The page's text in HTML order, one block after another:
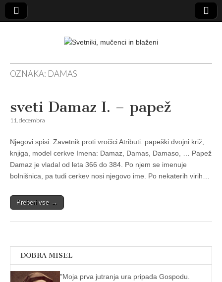
Svetniki,
mučenci in
blaženi
OZNAKA: DAMAS
sveti Damaz I. – papež
11. decembra
Njegovi spisi: Zavetnik proti vročici Atributi: papeški dvojni križ,
knjiga, model cerkve Imena: Damaz, Damas, Damaso, … Papež
Damaz je vladal od leta 366 do 384. Po njem se imenuje
bolnišnica, pa tudi cerkev nosi njegovo ime. Po nekaterih virih…
Preberi vse →
DOBRA MISEL
"Moja prva jutranja ura pripada Gospodu.